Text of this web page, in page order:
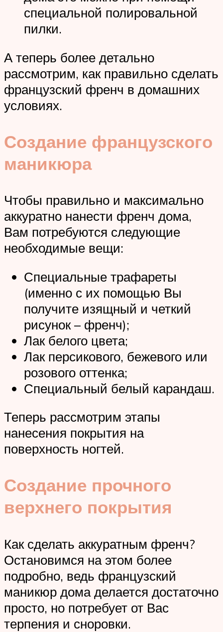
специальной полировальной
пилки.
А теперь более детально
рассмотрим, как правильно сделать
французский френч в домашних
условиях.
Создание французского
маникюра
Чтобы правильно и максимально
аккуратно нанести френч дома,
Вам потребуются следующие
необходимые вещи:
Специальные трафареты
(именно с их помощью Вы
получите изящный и четкий
рисунок – френч);
Лак белого цвета;
Лак персикового, бежевого или
розового оттенка;
Специальный белый карандаш.
Теперь рассмотрим этапы
нанесения покрытия на
поверхность ногтей.
Создание прочного
верхнего покрытия
Как сделать аккуратным френч?
Остановимся на этом более
подробно, ведь французский
маникюр дома делается достаточно
просто, но потребует от Вас
терпения и сноровки.